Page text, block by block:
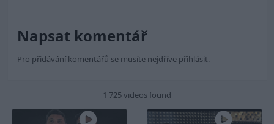
Napsat komentář
Pro přidávání komentářů se musíte nejdříve přihlásit.
1 725 videos found